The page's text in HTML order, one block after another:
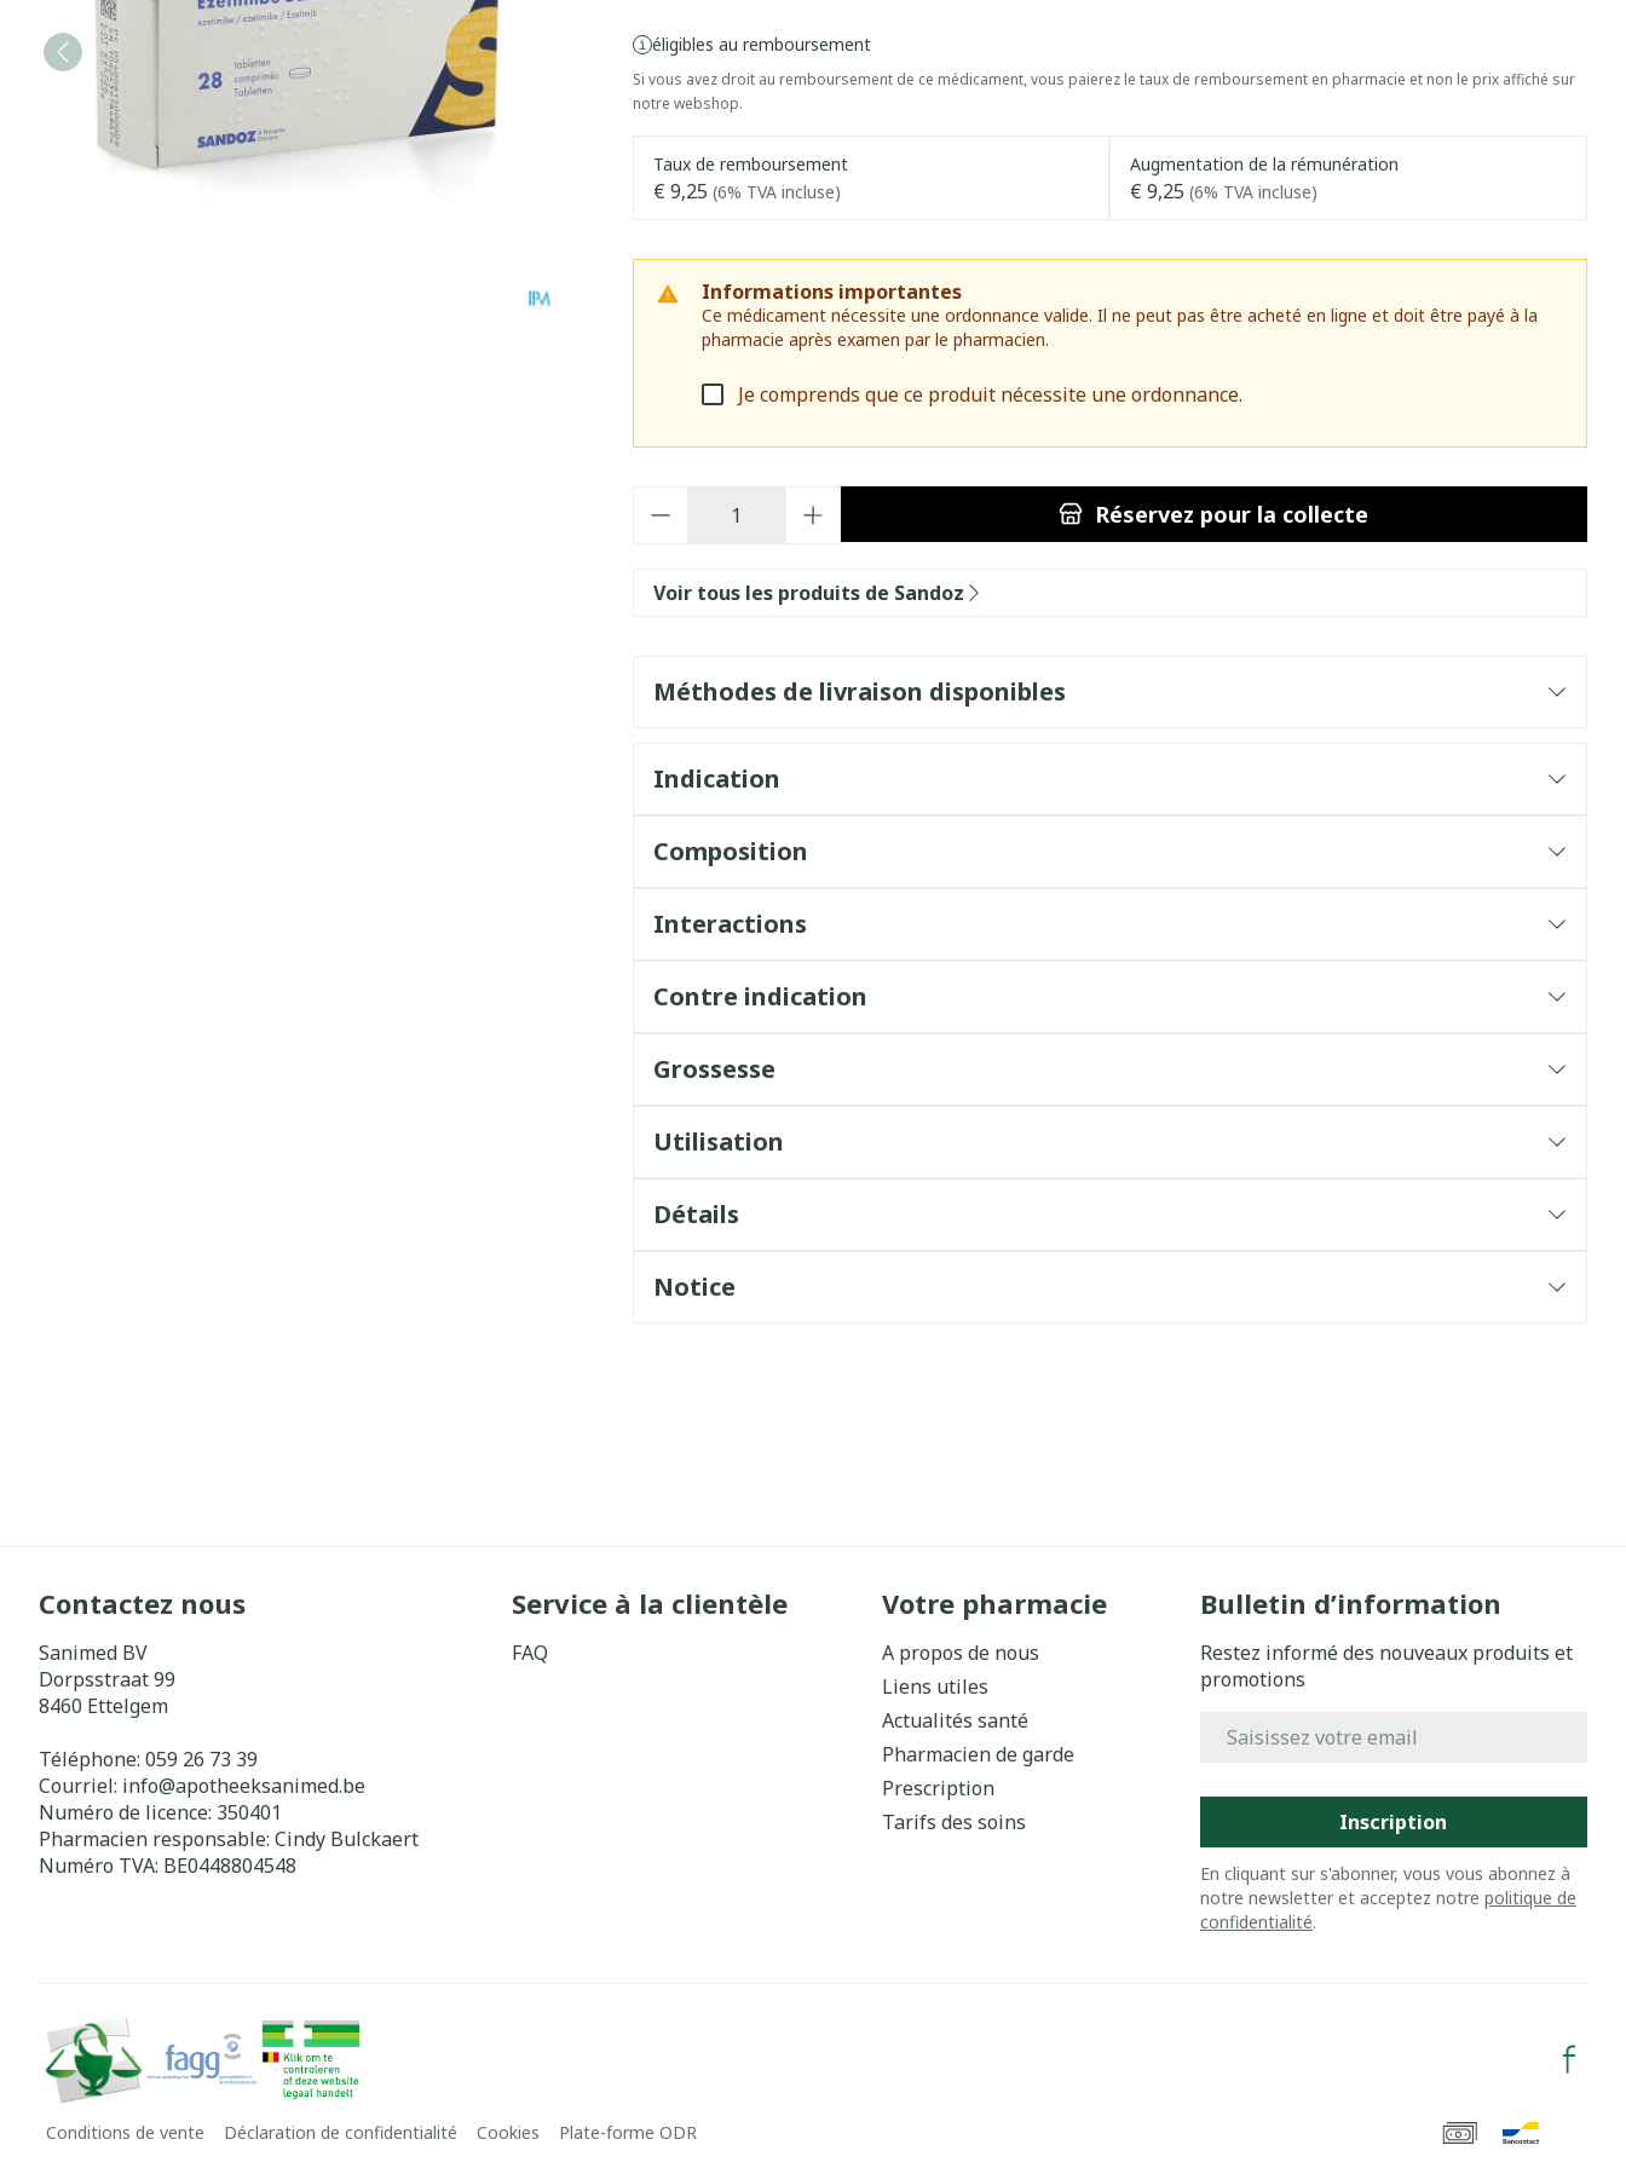
éligibles au remboursement
Si vous avez droit au remboursement de ce médicament, vous paierez le taux de remboursement en pharmacie et non le prix affiché sur
notre webshop.
Taux de remboursement
€ 9,25 (6% TVA incluse)
Augmentation de la rémunération
€ 9,25 (6% TVA incluse)
Informations importantes
Ce médicament nécessite une ordonnance valide. Il ne peut pas être acheté en ligne et doit être payé à la
pharmacie après examen par le pharmacien.
Je comprends que ce produit nécessite une ordonnance.
Réservez pour la collecte
Voir tous les produits de Sandoz
Méthodes de livraison disponibles
Indication
Composition
Interactions
Contre indication
Grossesse
Utilisation
Détails
Notice
Contactez nous
Sanimed BV
Dorpsstraat 99
8460 Ettelgem
Téléphone: 059 26 73 39
Courriel: info@apotheeksanimed.be
Numéro de licence: 350401
Pharmacien responsable: Cindy Bulckaert
Numéro TVA: BE0448804548
Service à la clientèle
FAQ
Votre pharmacie
A propos de nous
Liens utiles
Actualités santé
Pharmacien de garde
Prescription
Tarifs des soins
Bulletin d’information
Restez informé des nouveaux produits et
promotions
Inscription
En cliquant sur s'abonner, vous vous abonnez à
notre newsletter et acceptez notre politique de
confidentialité.
Conditions de vente Déclaration de confidentialité Cookies Plate-forme ODR